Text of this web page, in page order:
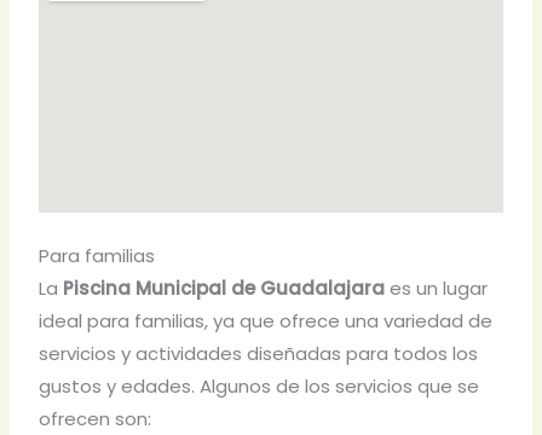
Para familias
La Piscina Municipal de Guadalajaraes un lugar
ideal para familias, ya que ofrece una variedad de
servicios y actividades diseñadas para todos los
gustos y edades. Algunos de los servicios que se
ofrecen son: